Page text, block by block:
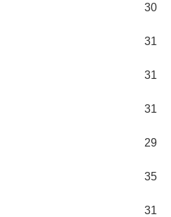
30
31
31
31
29
35
31